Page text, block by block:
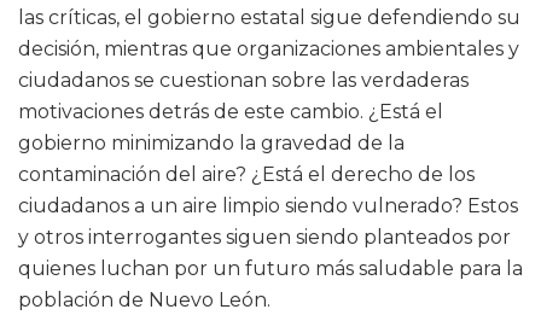
las críticas, el gobierno estatal sigue defendiendo su
decisión, mientras que organizaciones ambientales y
ciudadanos se cuestionan sobre las verdaderas
motivaciones detrás de este cambio. ¿Está el
gobierno minimizando la gravedad de la
contaminación del aire? ¿Está el derecho de los
ciudadanos a un aire limpio siendo vulnerado? Estos
y otros interrogantes siguen siendo planteados por
quienes luchan por un futuro más saludable para la
población de Nuevo León.